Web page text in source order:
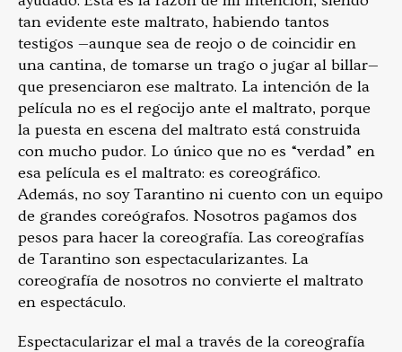
tan evidente este maltrato, habiendo tantos
testigos —aunque sea de reojo o de coincidir en
una cantina, de tomarse un trago o jugar al billar—
que presenciaron ese maltrato. La intención de la
película no es el regocijo ante el maltrato, porque
la puesta en escena del maltrato está construida
con mucho pudor. Lo único que no es “verdad” en
esa película es el maltrato: es coreográfico.
Además, no soy Tarantino ni cuento con un equipo
de grandes coreógrafos. Nosotros pagamos dos
pesos para hacer la coreografía. Las coreografías
de Tarantino son espectacularizantes. La
coreografía de nosotros no convierte el maltrato
en espectáculo.
Espectacularizar el mal a través de la coreografía